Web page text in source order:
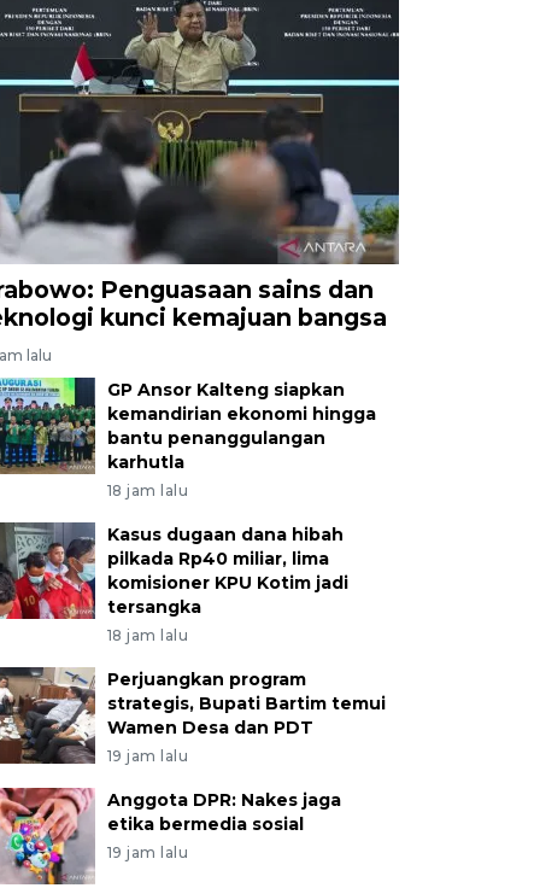
Penguasaan sains dan
kunci kemajuan bangsa
lalu
GP Ansor Kalteng siapkan
kemandirian ekonomi hingga
bantu penanggulangan
karhutla
18 jam lalu
Kasus dugaan dana hibah
pilkada Rp40 miliar, lima
komisioner KPU Kotim jadi
tersangka
18 jam lalu
Perjuangkan program
strategis, Bupati Bartim temui
Wamen Desa dan PDT
19 jam lalu
Anggota DPR: Nakes jaga
etika bermedia sosial
19 jam lalu